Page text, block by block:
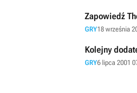
Zapowiedź
GRY18 września
Kolejny
GRY6 lipca 2001